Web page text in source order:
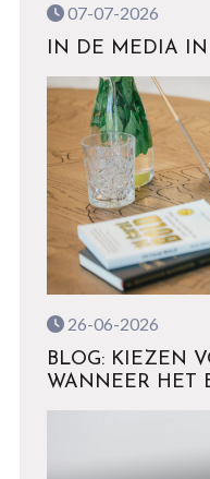
07-07-2026
IN DE MEDIA IN
26-06-2026
BLOG: KIEZEN
WANNEER HET